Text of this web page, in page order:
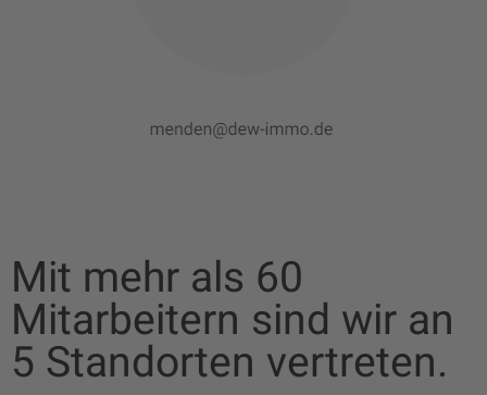
Mit mehr als 60
Mitarbeitern sind wir an
5 Standorten vertreten.